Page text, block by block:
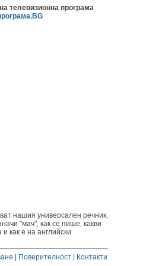
телевизионна програма
нашия универсален речник,
"мач", как се пише, какви
как е на английски.
Поверителност| Контакти